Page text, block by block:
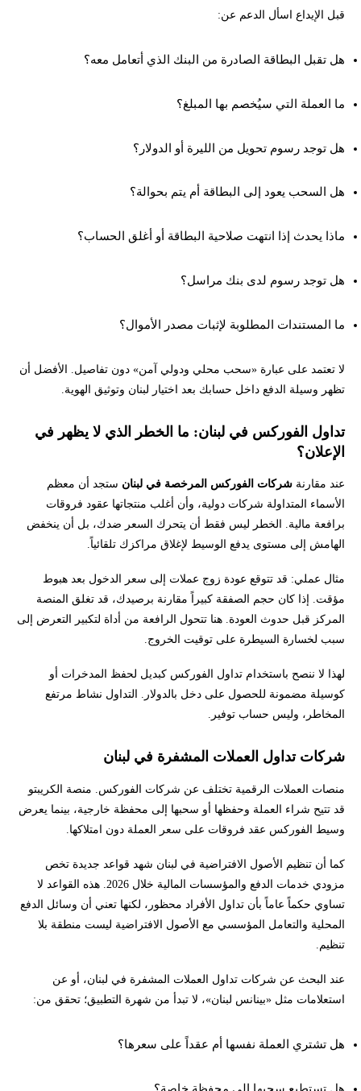
قبل الإيداع اسأل الدعم عن:
هل تقبل البطاقة الصادرة من البنك الذي أتعامل معه؟
ما العملة التي سيُخصم بها المبلغ؟
هل توجد رسوم تحويل من الليرة أو الدولار؟
هل السحب يعود إلى البطاقة أم يتم بحوالة؟
ماذا يحدث إذا انتهت صلاحية البطاقة أو أغلق الحساب؟
هل توجد رسوم لدى بنك مراسل؟
ما المستندات المطلوبة لإثبات مصدر الأموال؟
لا تعتمد على عبارة «سحب محلي ودولي آمن» دون تفاصيل. الأفضل أن
تظهر وسيلة الدفع داخل حسابك بعد اختيار لبنان وتوثيق الهوية.
تداول الفوركس في لبنان: ما الخطر الذي لا يظهر في
الإعلان؟
عند مقارنة شركات الفوركس المرخصة في لبنان ستجد أن معظم
الأسماء المتداولة شركات دولية، وأن أغلب منتجاتها عقود فروقات
برافعة مالية. الخطر ليس فقط أن يتحرك السعر ضدك، بل أن ينخفض
الهامش إلى مستوى يدفع الوسيط لإغلاق مراكزك تلقائياً.
مثال عملي: قد تتوقع عودة زوج عملات إلى سعر الدخول بعد هبوط
مؤقت. إذا كان حجم الصفقة كبيراً مقارنة برصيدك، قد تغلق المنصة
المركز قبل حدوث العودة. هنا تتحول الرافعة من أداة لتكبير التعرض إلى
سبب لخسارة السيطرة على توقيت الخروج.
لهذا لا ننصح باستخدام تداول الفوركس كبديل لحفظ المدخرات أو
كوسيلة مضمونة للحصول على دخل بالدولار. التداول نشاط مرتفع
المخاطر، وليس حساب توفير.
شركات تداول العملات المشفرة في لبنان
منصات العملات الرقمية تختلف عن شركات الفوركس. منصة الكريبتو
قد تتيح شراء العملة وحفظها أو سحبها إلى محفظة خارجية، بينما يعرض
وسيط الفوركس عقد فروقات على سعر العملة دون امتلاكها.
كما أن تنظيم الأصول الافتراضية في لبنان شهد قواعد جديدة تخص
مزودي خدمات الدفع والمؤسسات المالية خلال 2026. هذه القواعد لا
تساوي حكماً عاماً بأن تداول الأفراد محظور، لكنها تعني أن وسائل الدفع
المحلية والتعامل المؤسسي مع الأصول الافتراضية ليست منطقة بلا
تنظيم.
عند البحث عن شركات تداول العملات المشفرة في لبنان، أو عن
استعلامات مثل «بينانس لبنان»، لا تبدأ من شهرة التطبيق؛ تحقق من:
هل تشتري العملة نفسها أم عقداً على سعرها؟